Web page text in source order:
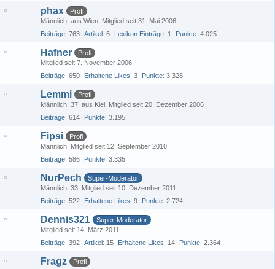
phax
Profi
Männlich aus Wien Mitglied seit 31. Mai 2006
Beiträge 763 Artikel 6 Lexikon Einträge 1 Punkte 4.025
Hafner
Profi
Mitglied seit 7. November 2006
Beiträge 650 Erhaltene Likes 3 Punkte 3.328
Lemmi
Profi
Männlich 37 aus Kiel Mitglied seit 20. Dezember 2006
Beiträge 614 Punkte 3.195
Fipsi
Profi
Männlich Mitglied seit 12. September 2010
Beiträge 586 Punkte 3.335
NurPech
Super-Moderator
Männlich 33 Mitglied seit 10. Dezember 2011
Beiträge 522 Erhaltene Likes 9 Punkte 2.724
Dennis321
Super-Moderator
Mitglied seit 14. März 2011
Beiträge 392 Artikel 15 Erhaltene Likes 14 Punkte 2.364
Fragz
Profi